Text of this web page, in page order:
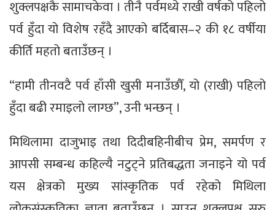
शुक्लपक्षकै सामाचकेवा । तीनै पर्वमध्ये राखी वर्षको पहिलो
पर्व हुँदा यो विशेष रहँदै आएको बर्दिबास–२ की १८ वर्षीया
कीर्ति महतो बताउँछन् ।
“हामी तीनवटै पर्व हाँसी खुसी मनाउँछौँ, यो (राखी) पहिलो
हुँदा बढी रमाइलो लाग्छ”, उनी भन्छन् ।
मिथिलामा दाजुभाइ तथा दिदीबहिनीबीच प्रेम, समर्पण र
आपसी सम्बन्ध कहिल्यै नटुट्ने प्रतिबद्धता जनाइने यो पर्व
यस क्षेत्रको मुख्य सांस्कृतिक पर्व रहेको मिथिला